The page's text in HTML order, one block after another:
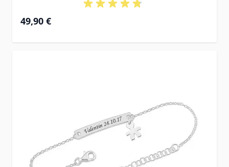
À partir de
49,90 €